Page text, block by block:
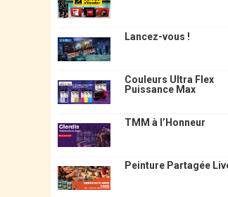
Lancez-vous !
Couleurs Ultra Flex
Puissance Max
TMM à l’Honneur
Peinture Partagée